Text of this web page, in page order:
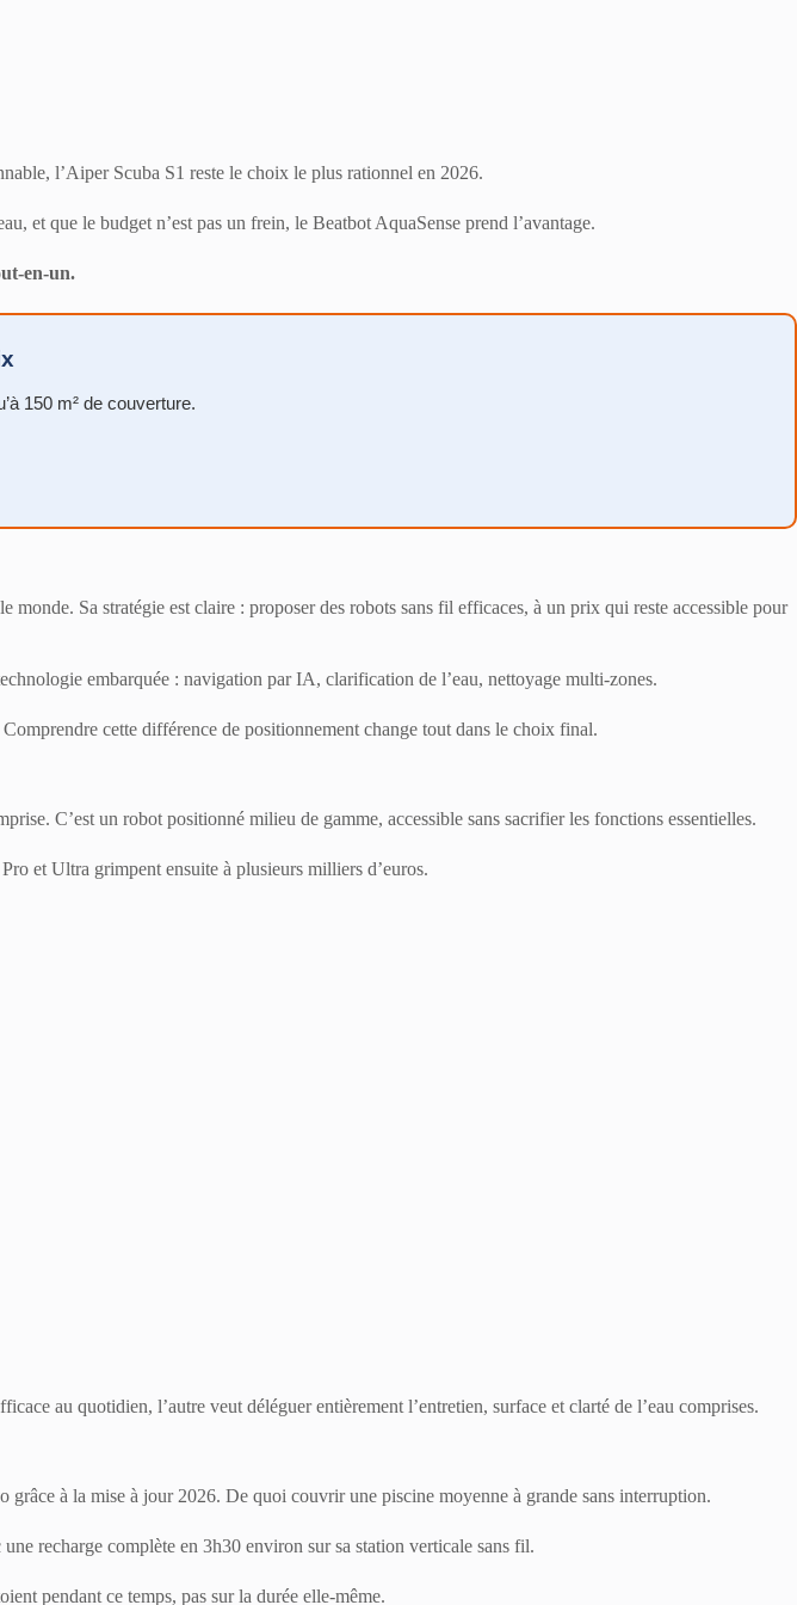
l’Aiper Scuba S1 reste le choix le plus rationnel en 2026.
et que le budget n’est pas un frein, le Beatbot AquaSense prend l’avantage.
en-un.
150 m² de couverture.
Sa stratégie est claire : proposer des robots sans fil efficaces, à un prix qui reste accessible pour
embarquée : navigation par IA, clarification de l’eau, nettoyage multi-zones.
cette différence de positionnement change tout dans le choix final.
C’est un robot positionné milieu de gamme, accessible sans sacrifier les fonctions essentielles.
et Ultra grimpent ensuite à plusieurs milliers d’euros.
au quotidien, l’autre veut déléguer entièrement l’entretien, surface et clarté de l’eau comprises.
à la mise à jour 2026. De quoi couvrir une piscine moyenne à grande sans interruption.
recharge complète en 3h30 environ sur sa station verticale sans fil.
pendant ce temps, pas sur la durée elle-même.